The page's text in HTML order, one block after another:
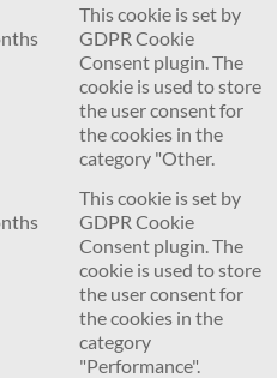
This cookie is set by
GDPR Cookie
Consent plugin. The
cookie is used to store
the user consent for
the cookies in the
category "Other.
This cookie is set by
GDPR Cookie
Consent plugin. The
cookie is used to store
the user consent for
the cookies in the
category
"Performance".